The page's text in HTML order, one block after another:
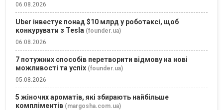
06.08.2026
Uber інвестує понад $10 млрд у роботаксі, щоб
конкурувати з Tesla (founder.ua)
06.08.2026
7 потужних способів перетворити відмову на нові
можливості та успіх (founder.ua)
05.08.2026
5 жіночих ароматів, які збирають найбільше
компліментів (margosha.com.ua)